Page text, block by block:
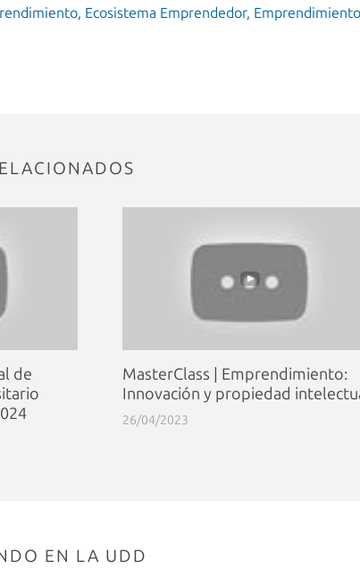
, Ecosistema Emprendedor,
de
MasterClass | Emprendimiento:
Innovación y propiedad
26/04/2023
EN LA UDD